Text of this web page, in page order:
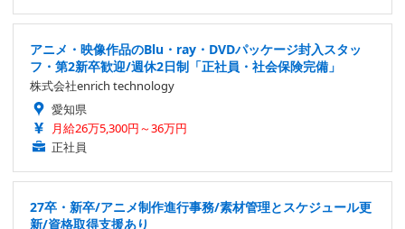
アニメ・映像作品のBlu・ray・DVDパッケージ封入スタッ
フ・第2新卒歓迎/週休2日制「正社員・社会保険完備」
株式会社enrich technology
愛知県
月給26万5,300円～36万円
正社員
27卒・新卒/アニメ制作進行事務/素材管理とスケジュール更
新/資格取得支援あり